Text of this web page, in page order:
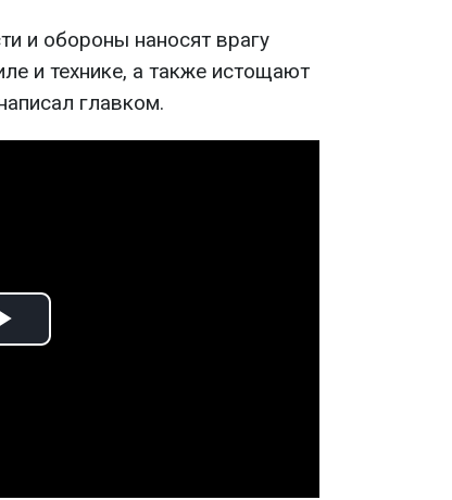
и обороны наносят врагу
и технике, а также истощают
главком.
Play